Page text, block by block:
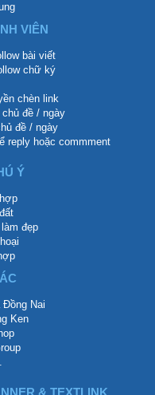
VIÊN
bài viết
chữ ký
chèn link
đề / ngày
đề / ngày
reply hoặc commment
Ý
đẹp
Đồng Nai
Ken